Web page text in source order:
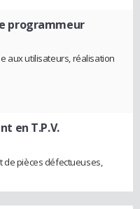
programmeur
aux utilisateurs, réalisation
en T.P.V.
de pièces défectueuses,